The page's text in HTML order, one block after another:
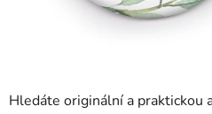
Hledáte originální a praktickou